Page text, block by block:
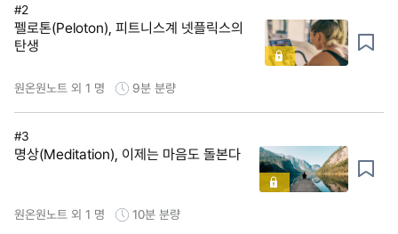
#2
펠로톤(Peloton), 피트니스계 넷플릭스의
탄생
원온원노트 외 1 명 9분 분량
#3
명상(Meditation), 이제는 마음도 돌본다
원온원노트 외 1 명 10분 분량